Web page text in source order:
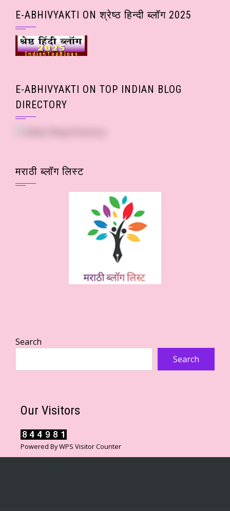
E-ABHIVYAKTI ON श्रेष्ठ हिन्दी ब्लॉग 2025
E-ABHIVYAKTI ON TOP INDIAN BLOG
DIRECTORY
मराठी ब्लॉग लिस्ट
Search
Search
Our Visitors
Powered ByWPS Visitor Counter